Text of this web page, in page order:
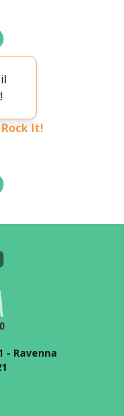
It!
- Ravenna